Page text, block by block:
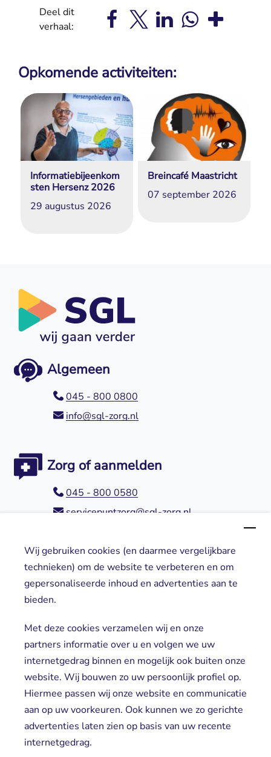
Wij gebruiken cookies (en daarmee vergelijkbare
technieken) om de website te verbeteren en om
gepersonaliseerde inhoud en advertenties aan te
bieden.
Met deze cookies verzamelen wij en onze
partners informatie over u en volgen we uw
internetgedrag binnen en mogelijk ook buiten onze
website. Wij bouwen zo uw persoonlijk profiel op.
Hiermee passen wij onze website en communicatie
aan op uw voorkeuren. Ook kunnen we zo gerichte
advertenties laten zien op basis van uw recente
internetgedrag.
Deel dit
verhaal:
Opkomende activiteiten:
Informatiebijeenkom
sten Hersenz 2026
29 augustus 2026
Breincafé Maastricht
07 september 2026
Algemeen
045 - 800 0800
info@sgl-zorg.nl
Zorg of aanmelden
045 - 800 0580
servicepuntzorg@sgl-zorg.nl
Direct naar
Locaties
Vrijwilligers
Aanmelden nieuwsbrief